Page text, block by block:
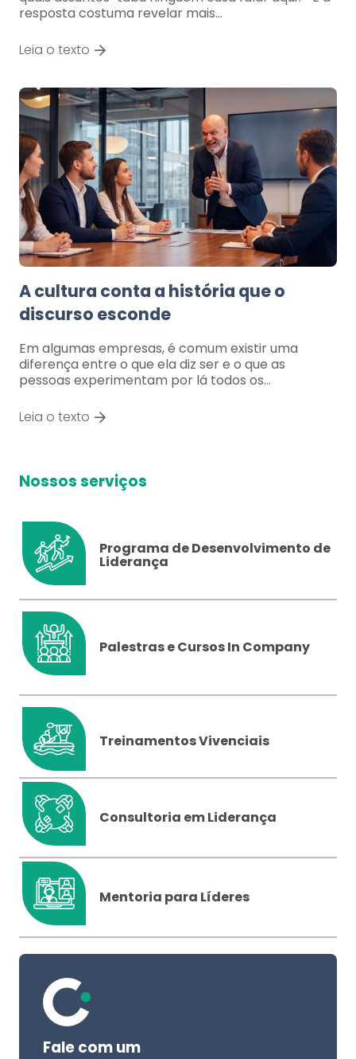
resposta costuma revelar mais…
Leia o texto
A cultura conta a história que o
discurso esconde
Em algumas empresas, é comum existir uma
diferença entre o que ela diz ser e o que as
pessoas experimentam por lá todos os…
Leia o texto
Nossos serviços
Programa de Desenvolvimento de
Liderança
Palestras e Cursos In Company
Treinamentos Vivenciais
Consultoria em Liderança
Mentoria para Líderes
Fale com um